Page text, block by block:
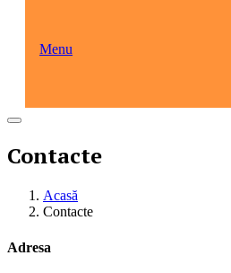
Menu
Contacte
Acasă
Contacte
Adresa